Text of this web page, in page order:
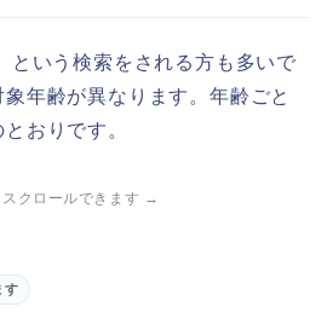
という検索をされる方も多いで
年齢が異なります。年齢ごと
おりです。
クロールできます →
す